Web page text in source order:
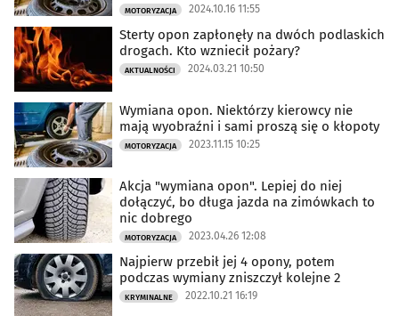
MOTORYZACJA 2024.10.16 11:55
Sterty opon zapłonęły na dwóch podlaskich
drogach. Kto wzniecił pożary?
AKTUALNOŚCI 2024.03.21 10:50
Wymiana opon. Niektórzy kierowcy nie
mają wyobraźni i sami proszą się o kłopoty
MOTORYZACJA 2023.11.15 10:25
Akcja "wymiana opon". Lepiej do niej
dołączyć, bo długa jazda na zimówkach to
nic dobrego
MOTORYZACJA 2023.04.26 12:08
Najpierw przebił jej 4 opony, potem
podczas wymiany zniszczył kolejne 2
KRYMINALNE 2022.10.21 16:19